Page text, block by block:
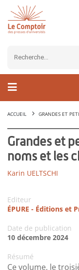
ACCUEIL GRANDES ET
Grandes et
noms et les
Karin UELTSCHI
Editeur
ÉPURE - Éditions et
Date de publication
10 décembre 2024
Résumé
Ce volume, le